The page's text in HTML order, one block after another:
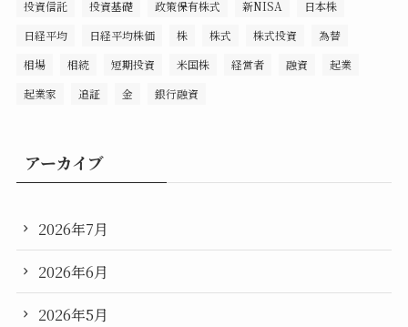
投資信託 投資基礎 政策保有株式 新NISA
日本株
日経平均
日経平均株価 株 株式 株式投資
為替
相場
相続 短期投資 米国株 経営者 融資
起業
起業家
追証 金 銀行融資
アーカイブ
2026年7月
2026年6月
2026年5月